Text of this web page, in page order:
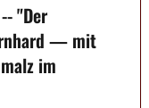
"Der
— mit
im